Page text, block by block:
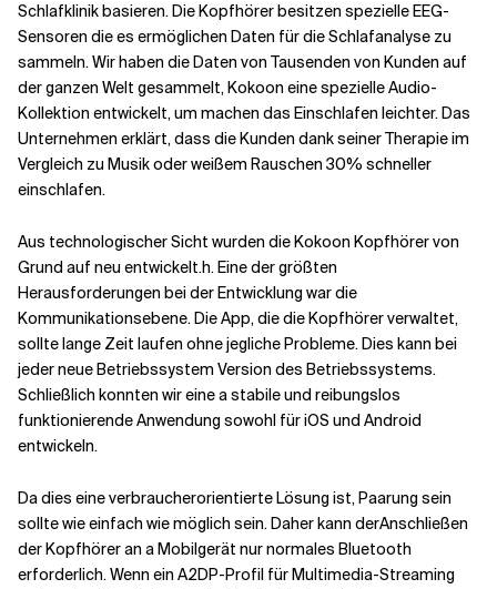
Schlafklinik basieren.DieKopfhörerbesitzen spezielleEEG-
Sensoren die es ermöglichen Daten für die Schlafanalyse zu
sammeln.Wir haben die Daten von Tausenden von Kunden auf
der ganzen Welt gesammelt,Kokoon eine spezielle Audio-
Kollektion entwickelt, um machen das Einschlafen leichter. Das
Unternehmen erklärt, dass die Kunden dank seiner Therapie im
Vergleich zu Musik oder weißem Rauschen 30% schneller
einschlafen.
Aus technologischer Sicht wurden die Kokoon Kopfhörer von
Grund auf neu entwickelt.h.Eine der größten
Herausforderungen bei der Entwicklung war die
Kommunikationsebene.Die App, die die Kopfhörer verwaltet,
sollte lange Zeit laufen ohne jegliche Probleme. Dies kann bei
jederneue Betriebssystem Version des Betriebssystems.
Schließlich konnten wir eineastabile und reibungslos
funktionierende Anwendung sowohl füriOS und Android
entwickeln.
Da dies eine verbraucherorientierte Lösung ist,Paarung sein
solltewieeinfach wie möglich sein.Daher kann derAnschließen
der Kopfhörer an aMobilgerät nur normales Bluetooth
erforderlich.Wenn ein A2DP-Profil für Multimedia-Streaming